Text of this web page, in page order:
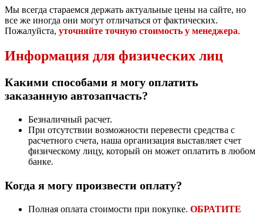
Мы всегда стараемся держать актуальные цены на сайте, но
все же иногда они могут отличаться от фактических.
Пожалуйста, уточняйте точную стоимость у менеджера.
Информация для физических лиц
Какими способами я могу оплатить
заказанную автозапчасть?
Безналичный расчет.
При отсутствии возможности перевести средства с
расчетного счета, наша организация выставляет счет
физическому лицу, который он может оплатить в любом
банке.
Когда я могу произвести оплату?
Полная оплата стоимости при покупке. ОБРАТИТЕ